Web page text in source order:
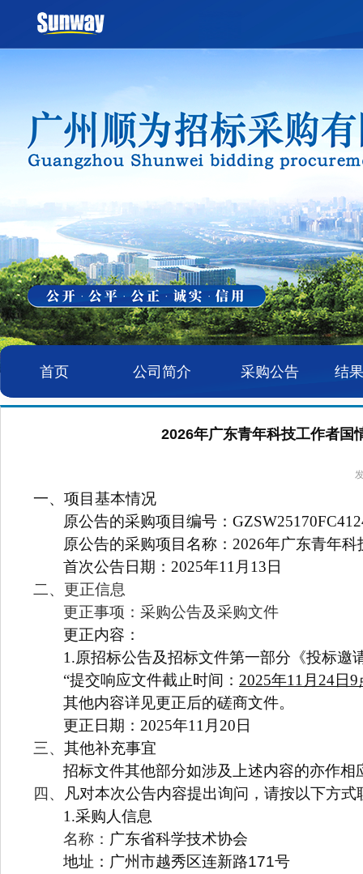
首页 公司简介 采购公告 结
2026年广东青年科技工作者国
一、项目基本情况
原公告的采购项目编号：
原公告的采购项目名称：2026年广东青年
首次公告日期：2025年11月13日
二、更正信息
更正事项：采购公告及采购文件
更正内容：
1.原招标公告及招标文件第一部分《投标邀
“提交响应文件截止时间： 2025年11月24日9
其他内容详见更正后的磋商文件。
更正日期： 2025年11月20日
三、 其他补充事宜
招标文件其他部分如涉及上述内容的亦作相
四、
凡对本次公告内容提出询问，请按以下方式
1.采购人信息
名称： 广东省科学技术协会
地址： 广州市越秀区连新路171号